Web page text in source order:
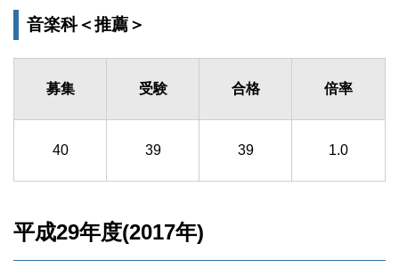
音楽科＜推薦＞
募集 受験 合格 倍率
40 39 39 1.0
平成29年度(2017年)